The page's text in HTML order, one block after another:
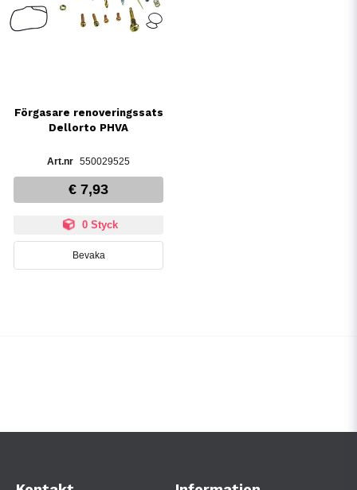
Förgasare renoveringssats
Dellorto PHVA
550029525
€ 7,93
0 Styck
Bevaka